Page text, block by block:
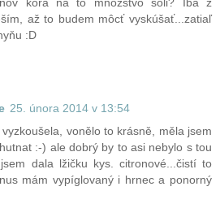
kôra na to množstvo soli? Iba z
až to budem môcť vyskúšať...zatiaľ
:D
25. února 2014 v 13:54
vonělo to krásně, měla jsem
:-) ale dobrý by to asi nebylo s tou
dala lžičku kys. citronové...čistí to
mám vypíglovaný i hrnec a ponorný